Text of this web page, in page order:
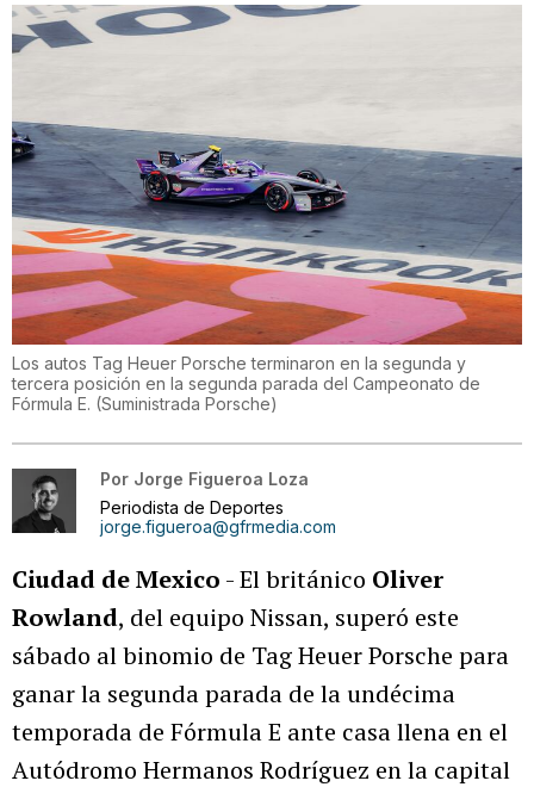
Los autos Tag Heuer Porsche terminaron en la segunda y
tercera posición en la segunda parada del Campeonato de
Fórmula E. (Suministrada Porsche)
Por Jorge Figueroa Loza
Periodista de Deportes
jorge.figueroa@gfrmedia.com
Ciudad de Mexico - El británico Oliver
Rowland, del equipo Nissan, superó este
sábado al binomio de Tag Heuer Porsche para
ganar la segunda parada de la undécima
temporada de Fórmula E ante casa llena en el
Autódromo Hermanos Rodríguez en la capital